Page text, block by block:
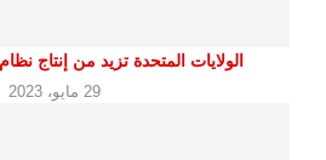
الولايات المتحدة تزيد من إنتاج
29 مايو، 2023